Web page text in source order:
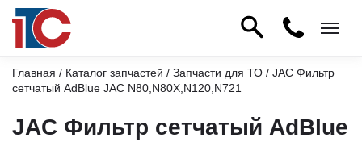
Главная / Каталог запчастей / Запчасти для ТО / JAC Фильтр
сетчатый AdBlue JAC N80,N80X,N120,N721
JAC Фильтр сетчатый AdBlue